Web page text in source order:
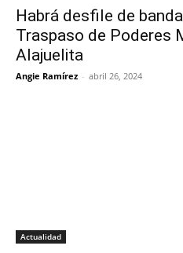
Habrá desfile de
Traspaso de Poderes
Alajuelita
Angie Ramírez - abril 26, 2024
Actualidad